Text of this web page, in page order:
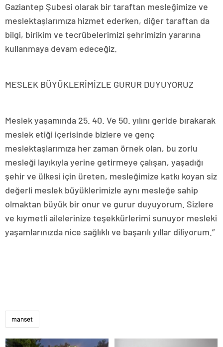
Gaziantep Şubesi olarak bir taraftan mesleğimize ve
meslektaşlarımıza hizmet ederken, diğer taraftan da
bilgi, birikim ve tecrübelerimizi şehrimizin yararına
kullanmaya devam edeceğiz.
MESLEK BÜYÜKLERİMİZLE GURUR DUYUYORUZ
Meslek yaşamında 25. 40. Ve 50. yılını geride bırakarak
meslek etiği içerisinde bizlere ve genç
meslektaşlarımıza her zaman örnek olan, bu zorlu
mesleği layıkıyla yerine getirmeye çalışan, yaşadığı
şehir ve ülkesi için üreten, mesleğimize katkı koyan siz
değerli meslek büyüklerimizle aynı mesleğe sahip
olmaktan büyük bir onur ve gurur duyuyorum. Sizlere
ve kıymetli ailelerinize teşekkürlerimi sunuyor mesleki
yaşamlarınızda nice sağlıklı ve başarılı yıllar diliyorum.”
manset